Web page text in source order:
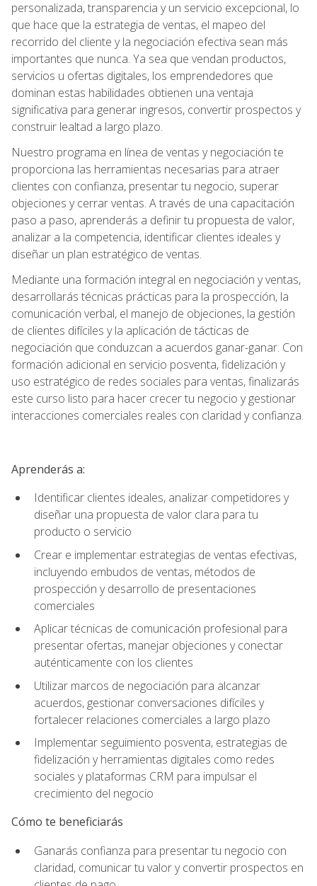
personalizada, transparencia y un servicio excepcional, lo
que hace que la estrategia de ventas, el mapeo del
recorrido del cliente y la negociación efectiva sean más
importantes que nunca. Ya sea que vendan productos,
servicios u ofertas digitales, los emprendedores que
dominan estas habilidades obtienen una ventaja
significativa para generar ingresos, convertir prospectos y
construir lealtad a largo plazo.
Nuestro programa en línea de ventas y negociación te
proporciona las herramientas necesarias para atraer
clientes con confianza, presentar tu negocio, superar
objeciones y cerrar ventas. A través de una capacitación
paso a paso, aprenderás a definir tu propuesta de valor,
analizar a la competencia, identificar clientes ideales y
diseñar un plan estratégico de ventas.
Mediante una formación integral en negociación y ventas,
desarrollarás técnicas prácticas para la prospección, la
comunicación verbal, el manejo de objeciones, la gestión
de clientes difíciles y la aplicación de tácticas de
negociación que conduzcan a acuerdos ganar-ganar. Con
formación adicional en servicio posventa, fidelización y
uso estratégico de redes sociales para ventas, finalizarás
este curso listo para hacer crecer tu negocio y gestionar
interacciones comerciales reales con claridad y confianza.
Aprenderás a:
Identificar clientes ideales, analizar competidores y
diseñar una propuesta de valor clara para tu
producto o servicio
Crear e implementar estrategias de ventas efectivas,
incluyendo embudos de ventas, métodos de
prospección y desarrollo de presentaciones
comerciales
Aplicar técnicas de comunicación profesional para
presentar ofertas, manejar objeciones y conectar
auténticamente con los clientes
Utilizar marcos de negociación para alcanzar
acuerdos, gestionar conversaciones difíciles y
fortalecer relaciones comerciales a largo plazo
Implementar seguimiento posventa, estrategias de
fidelización y herramientas digitales como redes
sociales y plataformas CRM para impulsar el
crecimiento del negocio
Cómo te beneficiarás
Ganarás confianza para presentar tu negocio con
claridad, comunicar tu valor y convertir prospectos en